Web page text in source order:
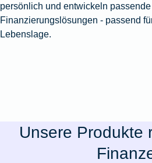
persönlich und entwickeln
Finanzierungslösungen - passend
Lebenslage.
Unsere Produkte